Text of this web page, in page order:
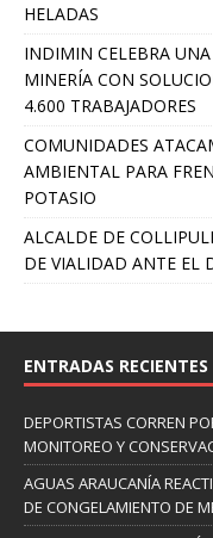
HELADAS
INDIMIN CELEBRA
MINERÍA CON
4.600 TRABAJADORES
COMUNIDADES
AMBIENTAL PARA
POTASIO
ALCALDE DE
DE VIALIDAD ANTE EL
ENTRADAS RECIENTES
DEPORTISTAS CORREN
MONITOREO Y
AGUAS ARAUCANÍA
DE CONGELAMIENTO DE